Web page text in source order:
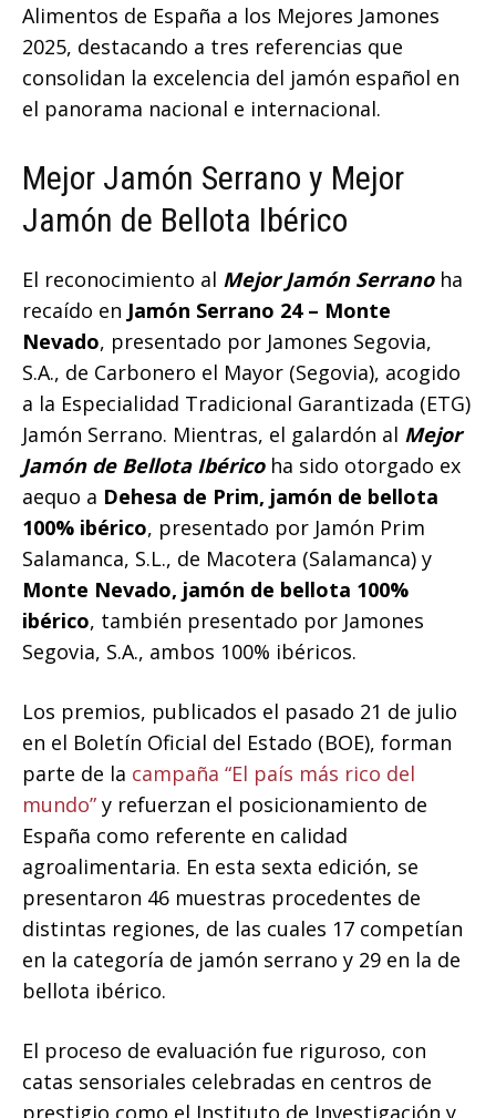
Alimentos de España a los Mejores Jamones
2025, destacando a tres referencias que
consolidan la excelencia del jamón español en
el panorama nacional e internacional.
Mejor Jamón Serrano y Mejor
Jamón de Bellota Ibérico
El reconocimiento al Mejor Jamón Serranoha
recaído en Jamón Serrano 24 – Monte
Nevado, presentado por Jamones Segovia,
S.A., de Carbonero el Mayor (Segovia), acogido
a la Especialidad Tradicional Garantizada (ETG)
Jamón Serrano. Mientras, el galardón al Mejor
Jamón de Bellota Ibéricoha sido otorgado ex
aequo a Dehesa de Prim, jamón de bellota
100% ibérico, presentado por Jamón Prim
Salamanca, S.L., de Macotera (Salamanca) y
Monte Nevado, jamón de bellota 100%
ibérico, también presentado por Jamones
Segovia, S.A., ambos 100% ibéricos.
Los premios, publicados el pasado 21 de julio
en el Boletín Oficial del Estado (BOE), forman
parte de la campaña “El país más rico del
mundo” y refuerzan el posicionamiento de
España como referente en calidad
agroalimentaria. En esta sexta edición, se
presentaron 46 muestras procedentes de
distintas regiones, de las cuales 17 competían
en la categoría de jamón serrano y 29 en la de
bellota ibérico.
El proceso de evaluación fue riguroso, con
catas sensoriales celebradas en centros de